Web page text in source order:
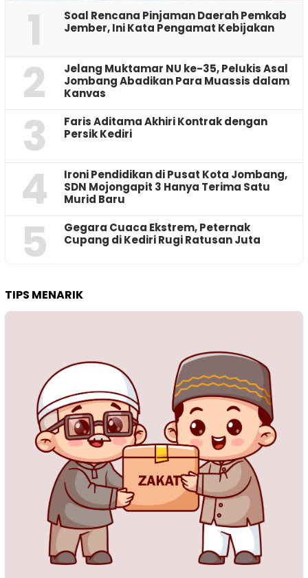
1
‎Soal Rencana Pinjaman Daerah Pemkab
Jember, Ini Kata Pengamat Kebijakan ‎
2
Jelang Muktamar NU ke-35, Pelukis Asal
Jombang Abadikan Para Muassis dalam
Kanvas
3
Faris Aditama Akhiri Kontrak dengan
Persik Kediri
4
Ironi Pendidikan di Pusat Kota Jombang,
SDN Mojongapit 3 Hanya Terima Satu
Murid Baru
5
‎Gegara Cuaca Ekstrem, Peternak
Cupang di Kediri Rugi Ratusan Juta
TIPS MENARIK